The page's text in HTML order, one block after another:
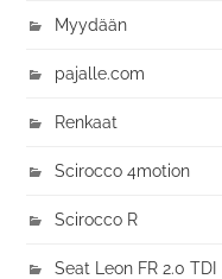
Myydään
pajalle.com
Renkaat
Scirocco 4motion
Scirocco R
Seat Leon FR 2.0 TDI